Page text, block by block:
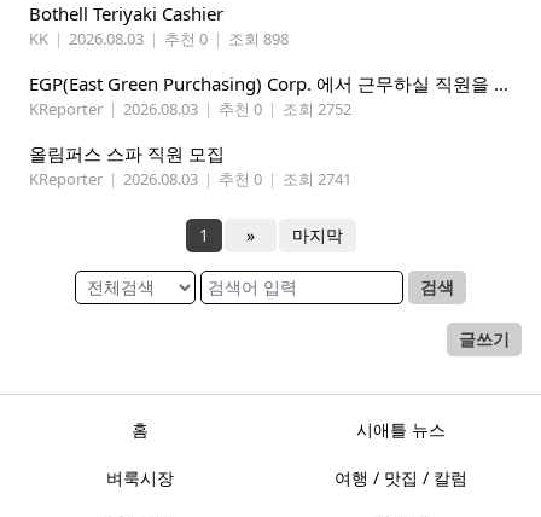
Bothell Teriyaki Cashier
KK | 2026.08.03 | 추천 0 | 조회 898
EGP(East Green Purchasing) Corp. 에서 근무하실 직원을 아래와 같이 모집합니다.
KReporter | 2026.08.03 | 추천 0 | 조회 2752
올림퍼스 스파 직원 모집
KReporter | 2026.08.03 | 추천 0 | 조회 2741
1 » 마지막
검색
글쓰기
홈 시애틀 뉴스
벼룩시장 여행 / 맛집 / 칼럼